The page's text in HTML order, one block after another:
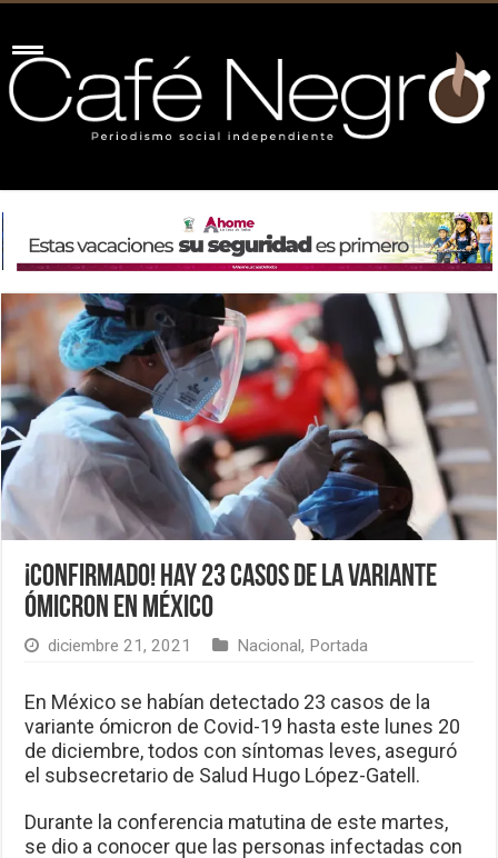
¡Confirmado! Hay 23 casos de la variante
Ómicron en México
diciembre 21, 2021 Nacional, Portada
En México se habían detectado 23 casos de la
variante ómicron de Covid-19 hasta este lunes 20
de diciembre, todos con síntomas leves, aseguró
el subsecretario de Salud Hugo López-Gatell.
Durante la conferencia matutina de este martes,
se dio a conocer que las personas infectadas con